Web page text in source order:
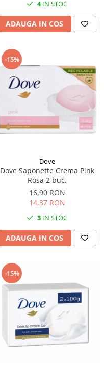
4IN STOC
ADAUGA IN COS
-15%
Dove
Dove Saponette Crema Pink
Rosa 2 buc.
16,90 RON
14,37 RON
3 IN STOC
ADAUGA IN COS
-15%